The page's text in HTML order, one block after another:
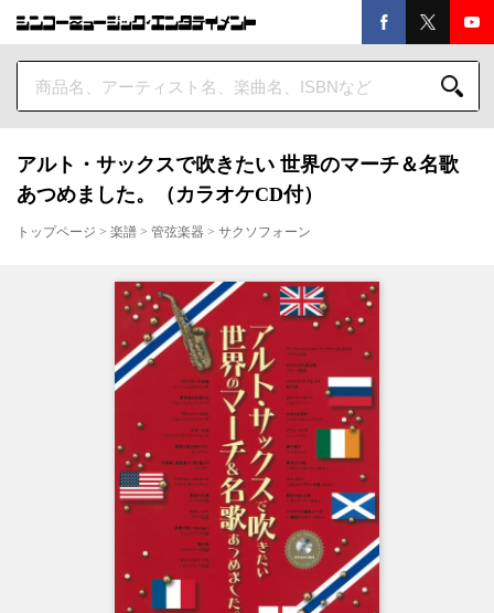
アルト・サックスで吹きたい 世界のマーチ＆名歌
あつめました。（カラオケCD付）
トップページ > 楽譜 > 管弦楽器 > サクソフォーン